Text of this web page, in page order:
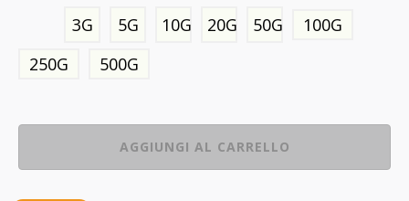
3G 5G 10G 20G 50G
100G
250G
500G
AGGIUNGI AL CARRELLO